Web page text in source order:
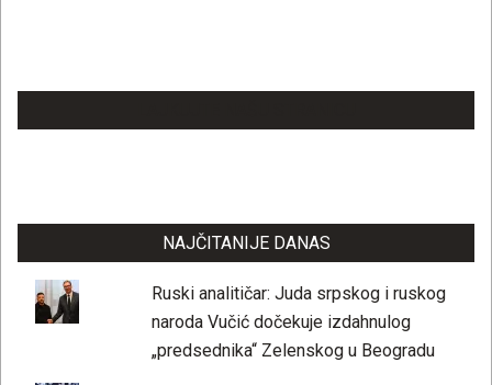
NAJČITANIJE DANAS
Ruski analitičar: Juda srpskog i ruskog
naroda Vučić dočekuje izdahnulog
„predsednika“ Zelenskog u Beogradu